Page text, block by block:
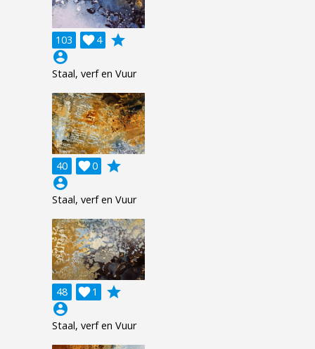
103 4

grade
account_circle
Staal, verf en Vuur
40 0

grade
account_circle
Staal, verf en Vuur
48 1

grade
account_circle
Staal, verf en Vuur